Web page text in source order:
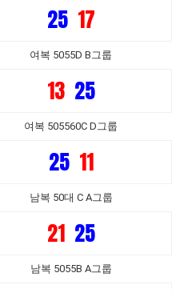
25 17
여복 5055D B그룹
13 25
여복 505560C D그룹
25 11
남복 50대 C A그룹
21 25
남복 5055B A그룹